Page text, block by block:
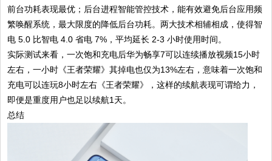
前台功耗表现最优；后台进程智能管控技术，能有效避免后台应用频
繁唤醒系统，最大限度的降低后台功耗。两大技术相辅相成，使得智
电 5.0 比智电 4.0 省电 7%，平均延长 2-3 小时使用时间。
实际测试来看，一次饱和充电后华为畅享7可以连续播放视频15小时
左右，一小时《王者荣耀》其掉电也仅为13%左右，意味着一次饱和
充电可以连玩8小时左右《王者荣耀》，这样的续航表现可谓给力，
即便是重度用户也足以续航1天。
总结